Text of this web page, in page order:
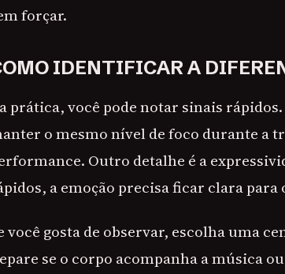
forçar.
IDENTIFICAR A
prática, você pode notar sinais
o mesmo nível de foco durante a
Outro detalhe é a
a emoção precisa ficar clara para
você gosta de observar, escolha uma
se o corpo acompanha a música